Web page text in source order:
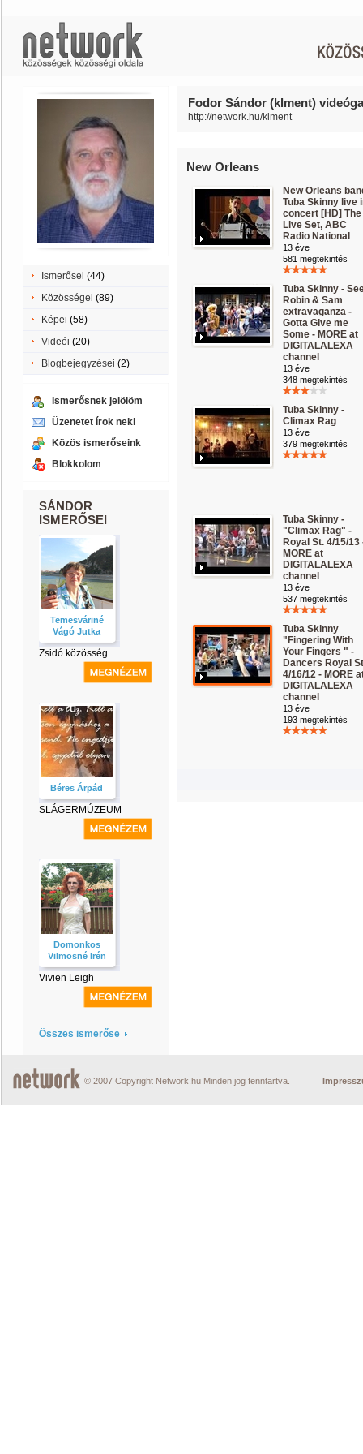
Ismerősei (44)
Közösségei (89)
Képei (58)
Videói (20)
Blogbejegyzései (2)
Ismerősnek jelölöm
Üzenetet írok neki
Közös ismerőseink
Blokkolom
SÁNDOR
ISMERŐSEI
Temesváriné
Vágó Jutka
Zsidó közösség
Béres Árpád
SLÁGERMÚZEUM
Domonkos
Vilmosné Irén
Vivien Leigh
Összes ismerőse
Fodor Sándor (klment)
http://network.hu/klment
New Orleans
New Orleans
Tuba Skinny live
concert [HD] The
Live Set, ABC
Radio National
13 éve
581 megtekintés
Tuba Skinny -
Robin & Sam
extravaganza -
Gotta Give me
Some - MORE at
DIGITALALEXA
channel
13 éve
348 megtekintés
Tuba Skinny -
Climax Rag
13 éve
379 megtekintés
Tuba Skinny -
"Climax Rag" -
Royal St. 4/15/13
MORE at
DIGITALALEXA
channel
13 éve
537 megtekintés
Tuba Skinny
"Fingering With
Your Fingers " -
Dancers Royal St
4/16/12 - MORE
DIGITALALEXA
channel
13 éve
193 megtekintés
© 2007 Copyright Network.hu Minden jog fenntartva.